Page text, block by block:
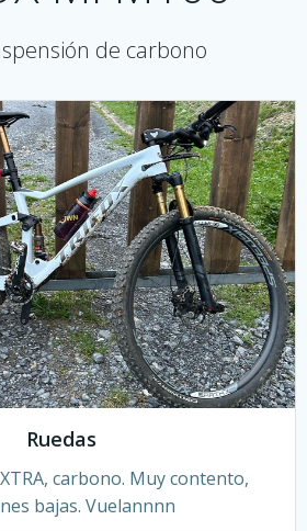
de carbono
Ruedas
carbono. Muy contento,
bajas. Vuelannnn